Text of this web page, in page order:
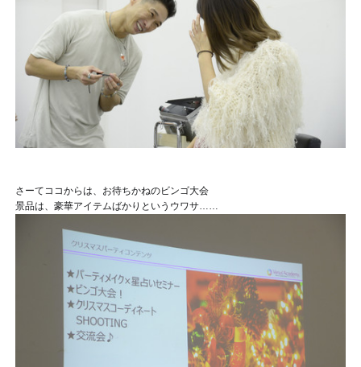
さーてココからは、お待ちかねのビンゴ大会
景品は、豪華アイテムばかりというウワサ……